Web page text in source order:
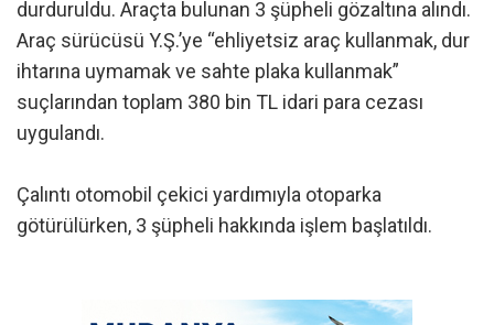
durduruldu. Araçta bulunan 3 şüpheli gözaltına alındı.
Araç sürücüsü Y.Ş.’ye “ehliyetsiz araç kullanmak, dur
ihtarına uymamak ve sahte plaka kullanmak”
suçlarından toplam 380 bin TL idari para cezası
uygulandı.
Çalıntı otomobil çekici yardımıyla otoparka
götürülürken, 3 şüpheli hakkında işlem başlatıldı.